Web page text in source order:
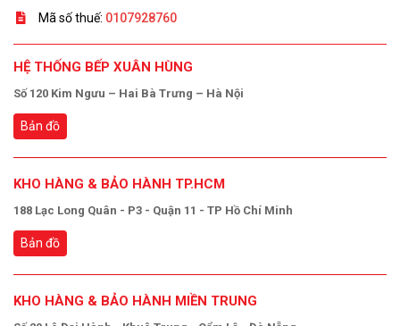
Mã số thuế: 0107928760
HỆ THỐNG BẾP XUÂN HÙNG
Số 120 Kim Ngưu – Hai Bà Trưng – Hà Nội
Bản đồ
KHO HÀNG & BẢO HÀNH TP.HCM
188 Lạc Long Quân - P3 - Quận 11 - TP Hồ Chí Minh
Bản đồ
KHO HÀNG & BẢO HÀNH MIỀN TRUNG